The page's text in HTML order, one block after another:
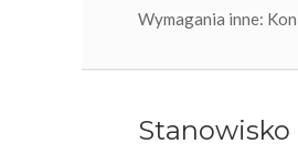
Wymagania inne:
Stanowisko